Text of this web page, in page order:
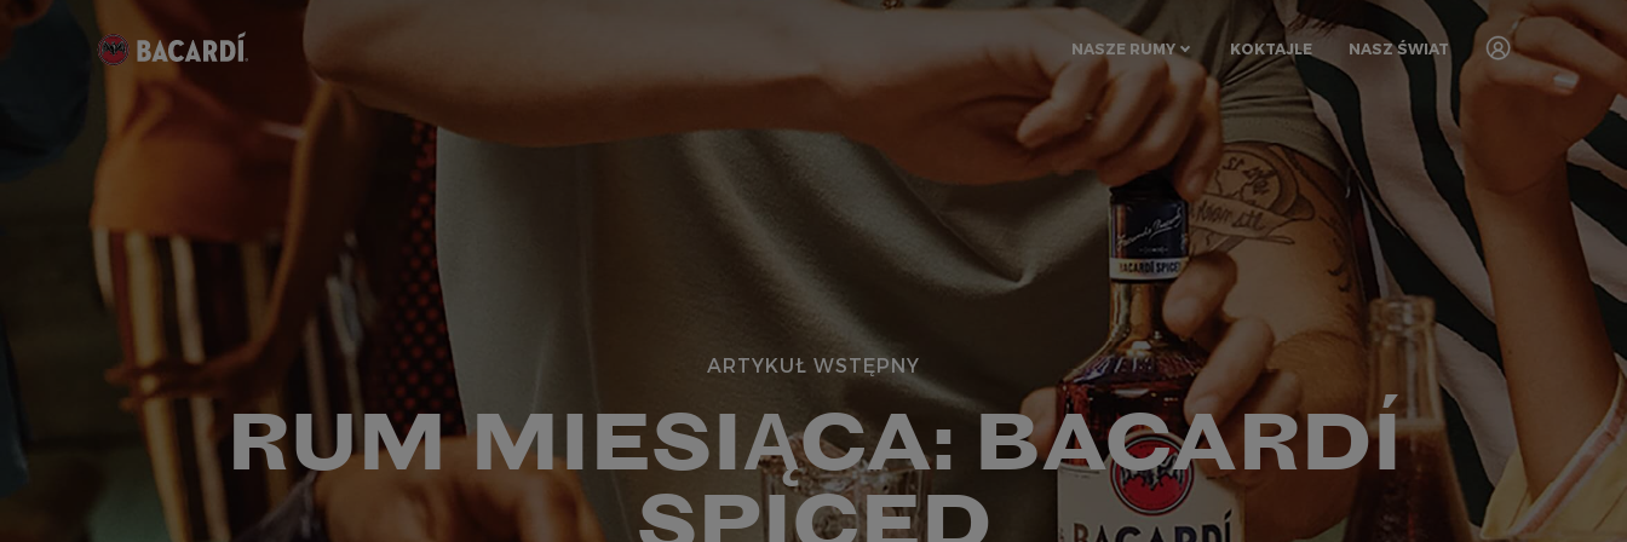
NASZE RUMY KOKTAJLE NASZ ŚWIAT
ARTYKUŁ WSTĘPNY
RUM MIESIĄCA: BACARDÍ
SPICED